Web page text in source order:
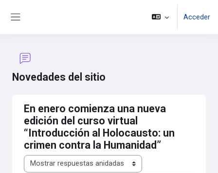
Acceder
Novedades del sitio
En enero comienza una nueva
edición del curso virtual
“Introducción al Holocausto: un
crimen contra la Humanidad”
Mostrar modo